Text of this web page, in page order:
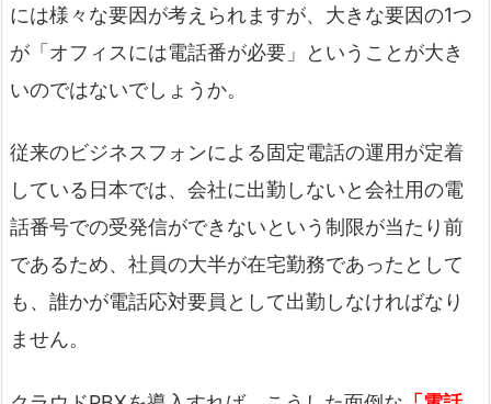
には様々な要因が考えられますが、大きな要因の1つ
が「オフィスには電話番が必要」ということが大き
いのではないでしょうか。
従来のビジネスフォンによる固定電話の運用が定着
している日本では、会社に出勤しないと会社用の電
話番号での受発信ができないという制限が当たり前
であるため、社員の大半が在宅勤務であったとして
も、誰かが電話応対要員として出勤しなければなり
ません。